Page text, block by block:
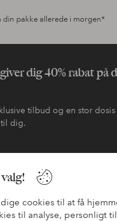
cookies til at få
til analyse, personligt
din pakke allerede i morgen*
dig 40% rabat på
tilbud og en stor dosis
dig.